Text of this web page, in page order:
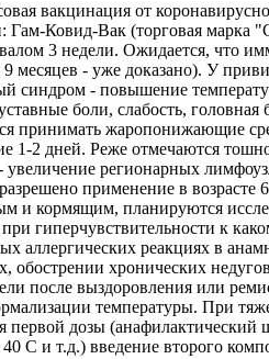
вакцинация от
Гам-Ковид-Вак (торговая марка
3 недели. Ожидается, что
9 месяцев - уже доказано). У
синдром - повышение
боли, слабость, головная
принимать жаропонижающие
1-2 дней. Реже отмечаются
увеличение регионарных
применение в возрасте
и кормящим, планируются
гиперчувствительности к
аллергических реакциях в
обострении хронических
после выздоровления или
температуры. При
первой дозы
С и т.д.) введение второго